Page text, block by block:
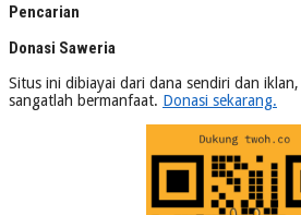
Pencarian
Donasi Saweria
Situs ini dibiayai dari dana sendiri dan
sangatlah bermanfaat. Donasi sekarang.